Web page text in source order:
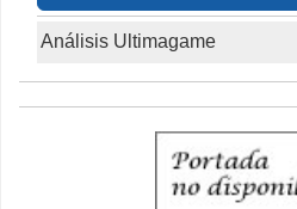
Análisis Ultimagame